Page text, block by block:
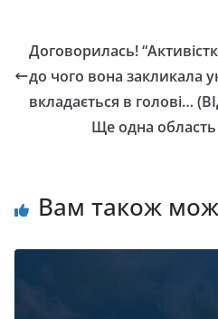
Договорилась!
до чого вона закликала
вкладається в голові…
Ще одна область
Вам також